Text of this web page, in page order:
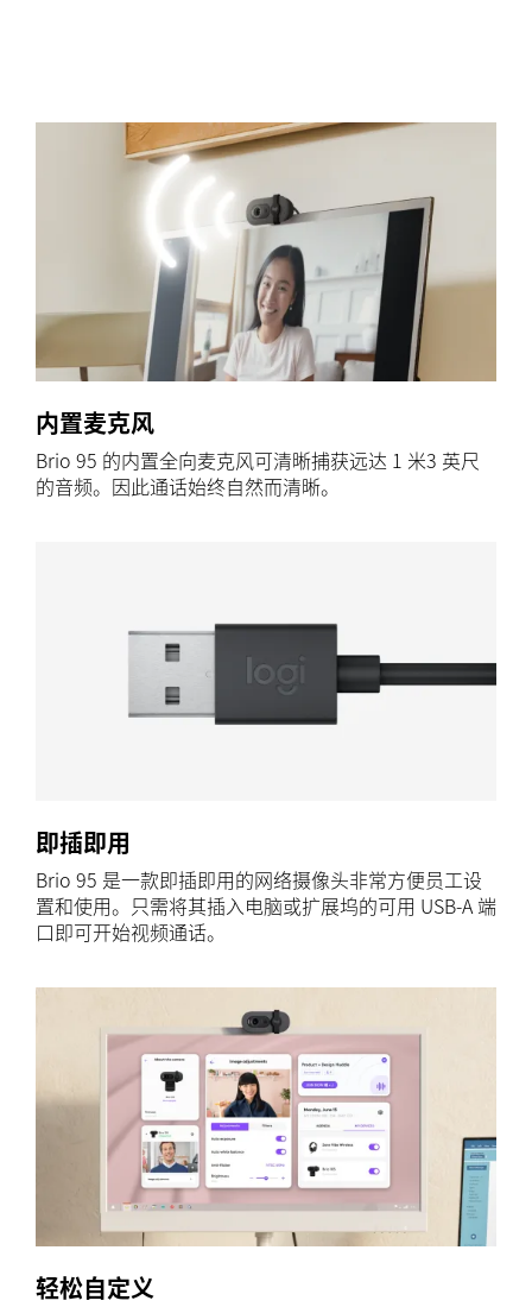
内置麦克风
Brio 95 的内置全向麦克风可清晰捕获远达 1 米3 英尺
的音频。因此通话始终自然而清晰。
即插即用
Brio 95 是一款即插即用的网络摄像头非常方便员工设
置和使用。只需将其插入电脑或扩展坞的可用 USB-A 端
口即可开始视频通话。
轻松自定义